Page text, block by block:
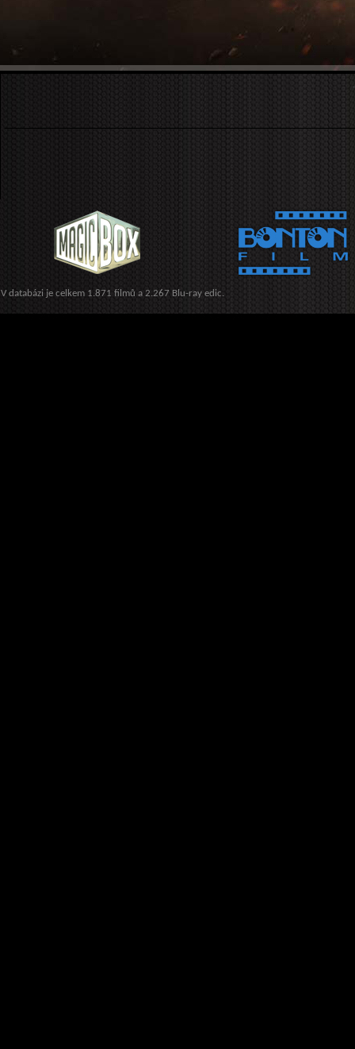
V databázi je celkem 1.871 filmů a 2.267 Blu-ray edic.